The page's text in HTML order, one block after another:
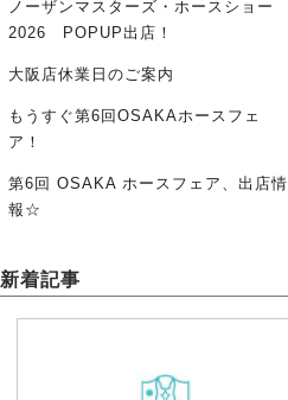
ノーザンマスターズ・ホースショー
2026 POPUP出店！
大阪店休業日のご案内
もうすぐ第6回OSAKAホースフェ
ア！
第6回 OSAKA ホースフェア、出店情
報☆
新着記事